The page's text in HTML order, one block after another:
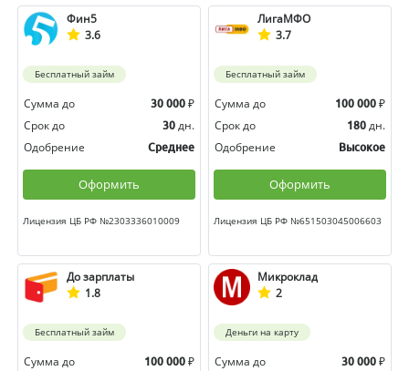
Фин5
3.6
Бесплатный займ
Сумма до 30 000 ₽
Срок до
30 дн.
Одобрение
Среднее
Оформить
Лицензия ЦБ РФ №2303336010009
ЛигаМФО
3.7
Бесплатный займ
Сумма до 100 000 ₽
Срок до
180 дн.
Одобрение
Высокое
Оформить
Лицензия ЦБ РФ №651503045006603
До зарплаты
1.8
Бесплатный займ
Сумма до 100 000 ₽
Микроклад
2
Деньги на карту
Сумма до 30 000 ₽